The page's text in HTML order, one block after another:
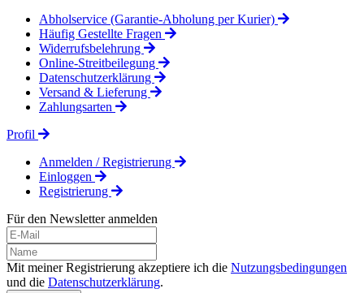
Abholservice (Garantie-Abholung per Kurier)
Häufig Gestellte Fragen
Widerrufsbelehrung
Online-Streitbeilegung
Datenschutzerklärung
Versand & Lieferung
Zahlungsarten
Profil
Anmelden / Registrierung
Einloggen
Registrierung
Für den Newsletter anmelden
Mit meiner Registrierung akzeptiere ich die Nutzungsbedingungen
und die Datenschutzerklärung.